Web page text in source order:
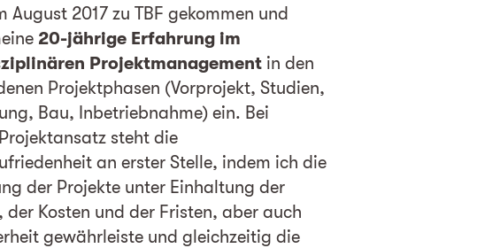
August 2017 zu TBF gekommen und
20-jährige Erfahrung im
Projektmanagement in den
Projektphasen (Vorprojekt, Studien,
Bau, Inbetriebnahme) ein. Bei
steht die
an erster Stelle, indem ich die
der Projekte unter Einhaltung der
Kosten und der Fristen, aber auch
gewährleiste und gleichzeitig die